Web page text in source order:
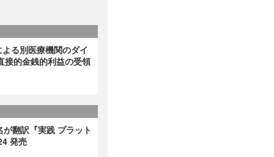
る別医療機関のダイ
接的金銭的利益の受領
翻訳『実践 プラット
発売